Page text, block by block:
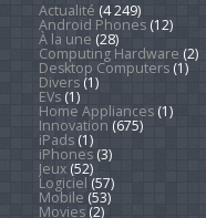
Actualité (4 249)
Android Phones(12)
À la une (28)
Computing Hardware (2)
Desktop Computers(1)
Divers(1)
EVs(1)
Home Appliances(1)
Innovation (675)
iPads(1)
iPhones(3)
Jeux(52)
Logiciel (57)
Mobile (53)
Movies(2)